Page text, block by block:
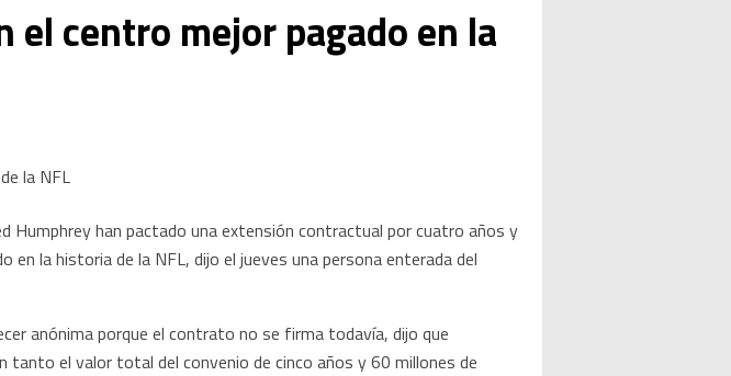
el centro mejor pagado en la
Humphrey han pactado una extensión contractual por cuatro años y
la historia de la NFL, dijo el jueves una persona enterada del
anónima porque el contrato no se firma todavía, dijo que
el valor total del convenio de cinco años y 60 millones de